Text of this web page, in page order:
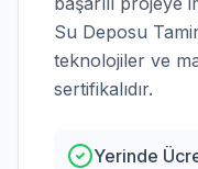
Su Deposu
teknolojiler ve
sertifikalıdır.
Yerinde